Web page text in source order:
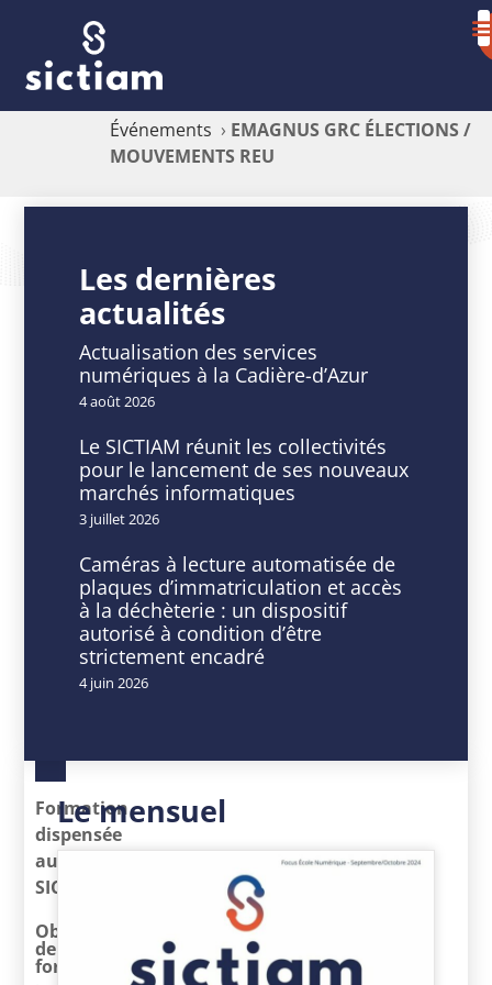
Événements › EMAGNUS GRC ÉLECTIONS /
MOUVEMENTS REU
GRC
ÉLECTIONS
MOUVEMENTS
REU
DATE
08
Déc
2025
Expiré!
HEURE
9
h
00
min
-
16
min
Formation
dispensée
au
SICTIAM
Objectifs
de la
formation
Les dernières
actualités
Actualisation des services
numériques à la Cadière-d’Azur
4 août 2026
Le SICTIAM réunit les collectivités
pour le lancement de ses nouveaux
marchés informatiques
3 juillet 2026
Caméras à lecture automatisée de
plaques d’immatriculation et accès
à la déchèterie : un dispositif
autorisé à condition d’être
strictement encadré
4 juin 2026
Le mensuel